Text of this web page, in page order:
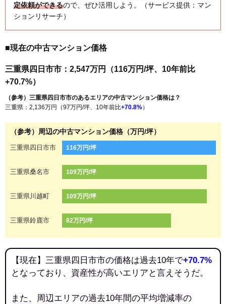
定依頼ができるので、ぜひ活用しよう。（サービス提供：マン
ションリサーチ）
■現在の中古マンション価格
三重県四日市市：2,547万円（116万円/坪、10年前比
+70.7%）
（参考）三重県四日市市のあるエリアの中古マンション価格は？
三重県：2,136万円（97万円/坪、10年前比+70.8%）
（参考）周辺の中古マンション価格（万円/坪）
三重県四日市市 116万円/坪
三重県桑名市 109万円/坪
三重県川越町 109万円/坪
三重県鈴鹿市 82万円/坪
【現在】三重県四日市市の価格は過去10年で+70.7%
となっており、資産性が高いエリアと言えそうだ。
また、周辺エリアの過去10年間の平均増減率の